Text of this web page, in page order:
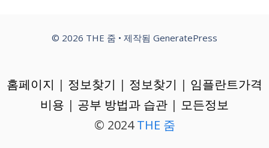
© 2026 THE 줌 • 제작됨 GeneratePress
홈페이지 | 정보찾기 | 정보찾기 | 임플란트가격
비용 | 공부 방법과 습관 | 모든정보
© 2024THE 줌